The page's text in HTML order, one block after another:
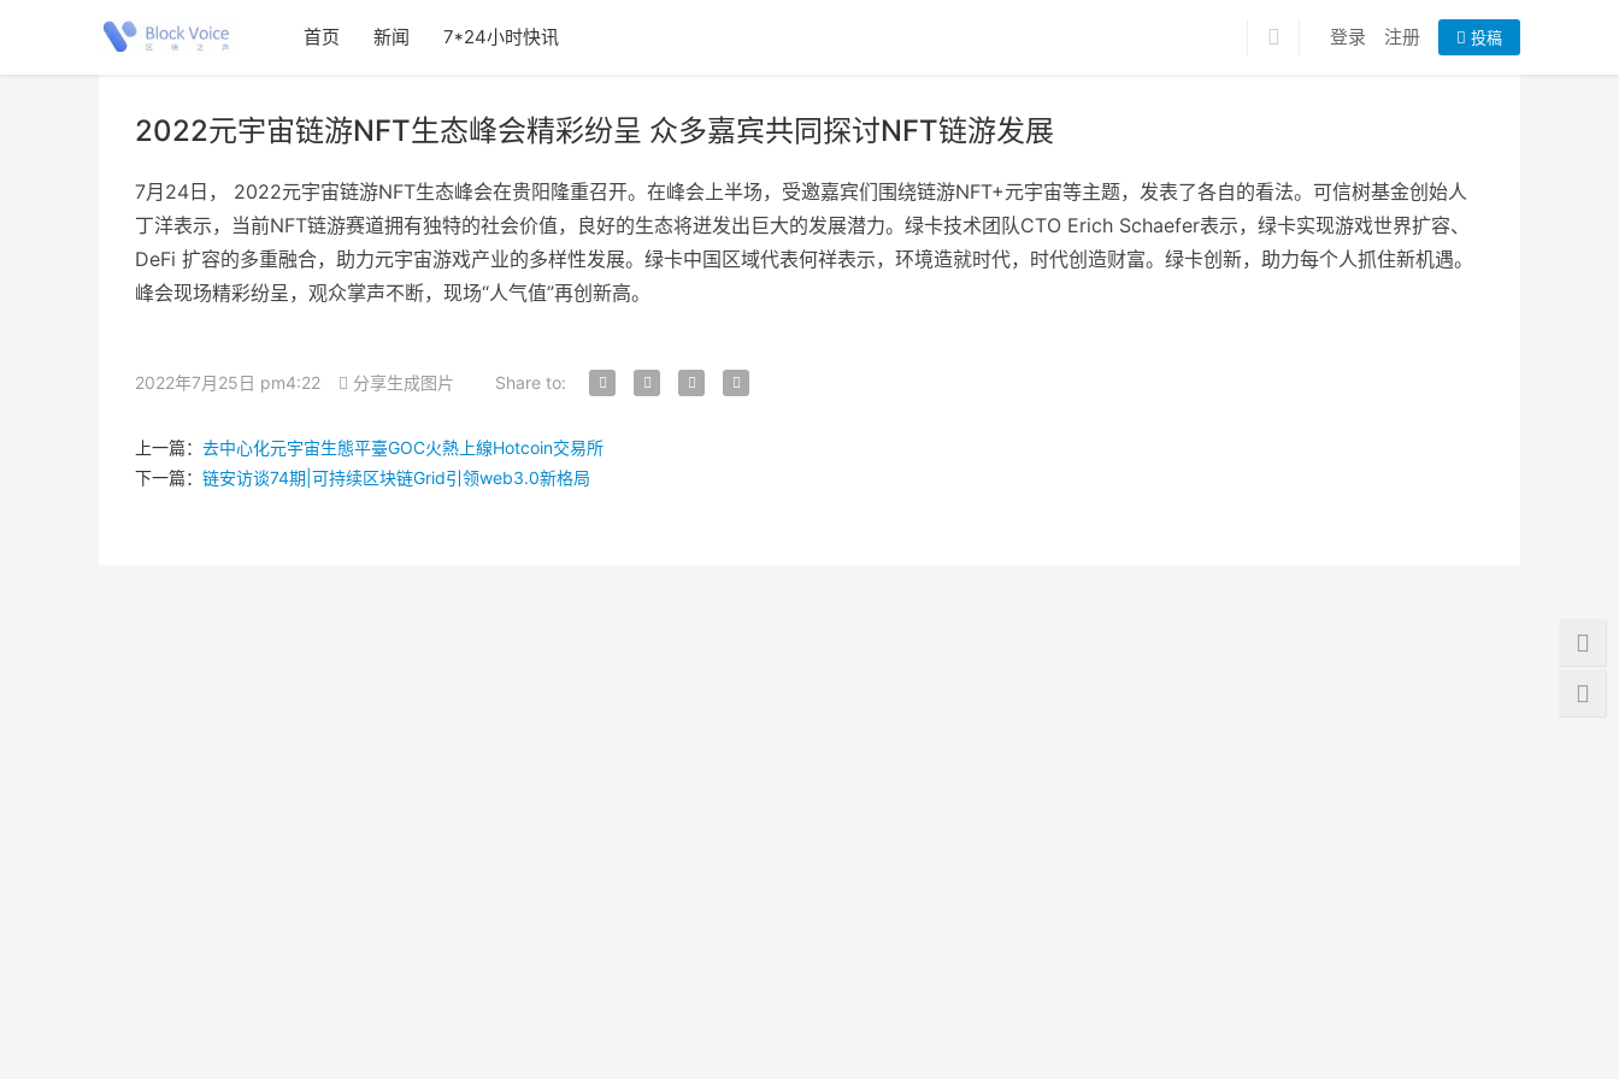
首页 新闻 7*24小时快讯 登录 注册 投稿
2022元宇宙链游NFT生态峰会精彩纷呈 众多嘉宾共同探讨NFT链游发展
7月24日， 2022元宇宙链游NFT生态峰会在贵阳隆重召开。在峰会上半场，受邀嘉宾们围绕链游NFT+元宇宙等主题，发表了各自的看法。可信树基金创始人
丁洋表示，当前NFT链游赛道拥有独特的社会价值，良好的生态将迸发出巨大的发展潜力。绿卡技术团队CTO Erich Schaefer表示，绿卡实现游戏世界扩容、
DeFi 扩容的多重融合，助力元宇宙游戏产业的多样性发展。绿卡中国区域代表何祥表示，环境造就时代，时代创造财富。绿卡创新，助力每个人抓住新机遇。
峰会现场精彩纷呈，观众掌声不断，现场“人气值”再创新高。
2022年7月25日 pm4:22 分享生成图片 Share to:
上一篇： 去中心化元宇宙生態平臺GOC火熱上線Hotcoin交易所
下一篇： 链安访谈74期|可持续区块链Grid引领web3.0新格局